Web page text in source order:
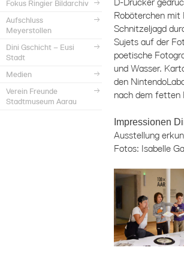
Fokus Ringier Bildarchiv
Aufschluss
Meyerstollen
Dini Gschicht – Eusi
Stadt
Medien
Verein Freunde
Stadtmuseum Aarau
D-Drucker
Roböterchen mit
Schnitzeljagd
Sujets auf der
poetische
und Wasser.
den
nach dem fetten
Impressionen
Ausstellung
Fotos: Isabelle